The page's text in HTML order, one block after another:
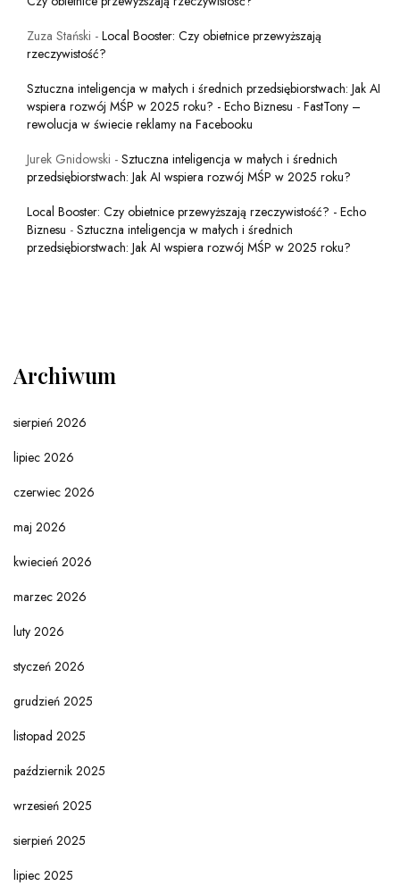
Zuza Stański - Local Booster: Czy obietnice przewyższają
rzeczywistość?
Sztuczna inteligencja w małych i średnich przedsiębiorstwach: Jak AI
wspiera rozwój MŚP w 2025 roku? - Echo Biznesu - FastTony –
rewolucja w świecie reklamy na Facebooku
Jurek Gnidowski - Sztuczna inteligencja w małych i średnich
przedsiębiorstwach: Jak AI wspiera rozwój MŚP w 2025 roku?
Local Booster: Czy obietnice przewyższają rzeczywistość? - Echo
Biznesu - Sztuczna inteligencja w małych i średnich
przedsiębiorstwach: Jak AI wspiera rozwój MŚP w 2025 roku?
Archiwum
sierpień 2026
lipiec 2026
czerwiec 2026
maj 2026
kwiecień 2026
marzec 2026
luty 2026
styczeń 2026
grudzień 2025
listopad 2025
październik 2025
wrzesień 2025
sierpień 2025
lipiec 2025